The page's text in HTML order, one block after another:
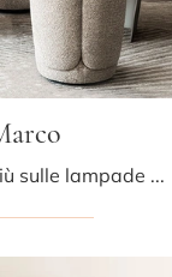
Clicca e scopri di più sulle lampade a soffitto di Cattelan Italia: il modello San Marco in vetro ti attende!